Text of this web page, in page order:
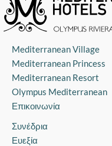
Mediterranean Village
Mediterranean Princess
Mediterranean Resort
Olympus Mediterranean
Επικοινωνία
Συνέδρια
Ευεξία